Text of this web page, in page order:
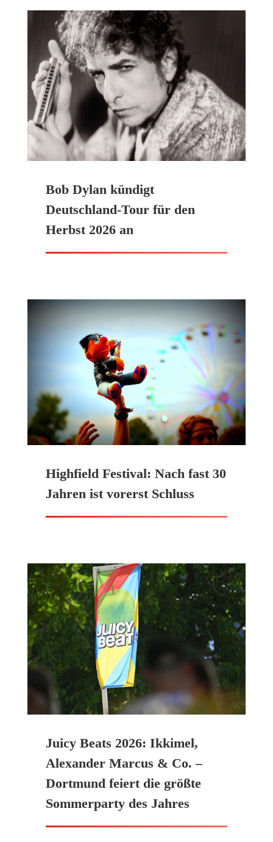
Bob Dylan kündigt
Deutschland-Tour für den
Herbst 2026 an
Highfield Festival: Nach fast 30
Jahren ist vorerst Schluss
Juicy Beats 2026: Ikkimel,
Alexander Marcus & Co. –
Dortmund feiert die größte
Sommerparty des Jahres